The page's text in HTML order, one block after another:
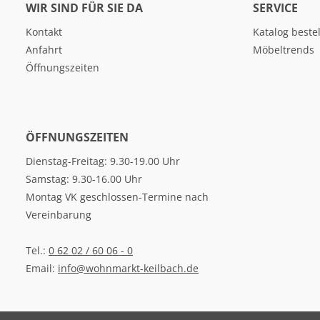
WIR SIND FÜR SIE DA
Kontakt
Anfahrt
Öffnungszeiten
SERVICE
Katalog
Möbeltrends
ÖFFNUNGSZEITEN
Dienstag-Freitag: 9.30-19.00 Uhr
Samstag: 9.30-16.00 Uhr
Montag VK geschlossen-Termine nach
Vereinbarung
Tel.: 0 62 02 / 60 06 - 0
Email: info@wohnmarkt-keilbach.de